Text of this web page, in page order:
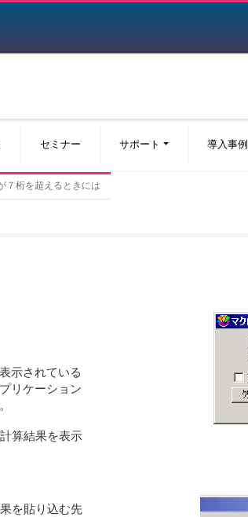
セミナー サポート 導入事例
７桁を超えるときには
示されている
リケーション
算結果を表示
を貼り込む先